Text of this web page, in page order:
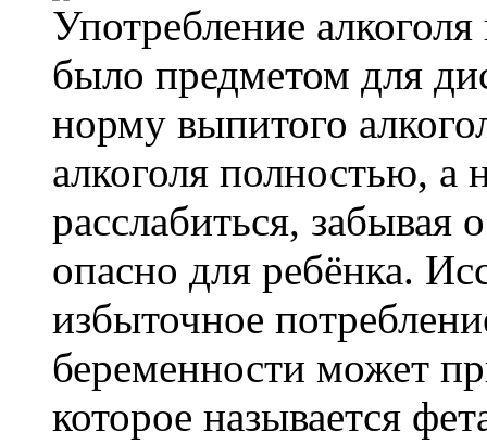
Употребление
было предметом для
норму выпитого
алкоголя полностью, а
расслабиться, забывая
опасно для ребёнка.
избыточное
беременности может
которое называется